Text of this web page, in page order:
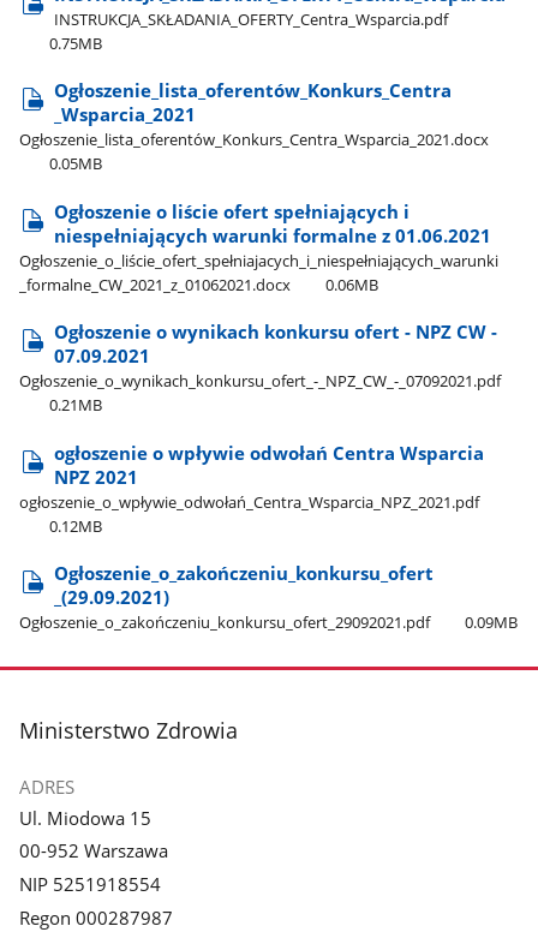
INSTRUKCJA​_SKŁADANIA​_OFERTY​_Centra​_Wsparcia.pdf
0.75MB
Ogłoszenie​_lista​_oferentów​_Konkurs​_Centra​
_Wsparcia​_2021
Ogłoszenie​_lista​_oferentów​_Konkurs​_Centra​_Wsparcia​_2021.docx
0.05MB
Ogłoszenie o liście ofert spełniających i
niespełniających warunki formalne z 01.06.2021
Ogłoszenie​_o​_liście​_ofert​_spełniajacych​_i​_niespełniających​_warunki​
_formalne​_CW​_2021​_z​_01062021.docx
0.06MB
Ogłoszenie o wynikach konkursu ofert - NPZ CW -
07.09.2021
Ogłoszenie​_o​_wynikach​_konkursu​_ofert​_-​_NPZ​_CW​_-​_07092021.pdf
0.21MB
ogłoszenie o wpływie odwołań Centra Wsparcia
NPZ 2021
ogłoszenie​_o​_wpływie​_odwołań​_Centra​_Wsparcia​_NPZ​_2021.pdf
0.12MB
Ogłoszenie​_o​_zakończeniu​_konkursu​_ofert​
_(29.09.2021)
Ogłoszenie​_o​_zakończeniu​_konkursu​_ofert​_29092021.pdf 0.09MB
stopka
Ministerstwo Zdrowia
ADRES
Ul. Miodowa 15
00-952 Warszawa
NIP 5251918554
Regon 000287987